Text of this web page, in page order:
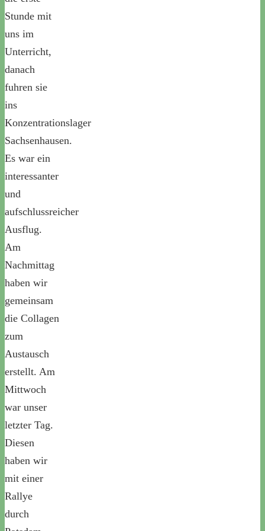
Stunde mit
uns im
Unterricht,
danach
fuhren sie
ins
Konzentrationslager
Sachsenhausen.
Es war ein
interessanter
und
aufschlussreicher
Ausflug.
Am
Nachmittag
haben wir
gemeinsam
die Collagen
zum
Austausch
erstellt. Am
Mittwoch
war unser
letzter Tag.
Diesen
haben wir
mit einer
Rallye
durch